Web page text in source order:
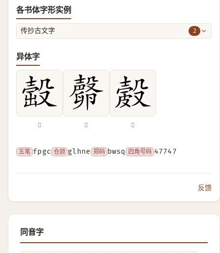
各书体字形实例
传抄古文字 2
异体字
𣪹 𣫘 𥀎
五笔 fpgc 仓颉 glhne 郑码 bwsq 四角号码 47747
反馈
同音字